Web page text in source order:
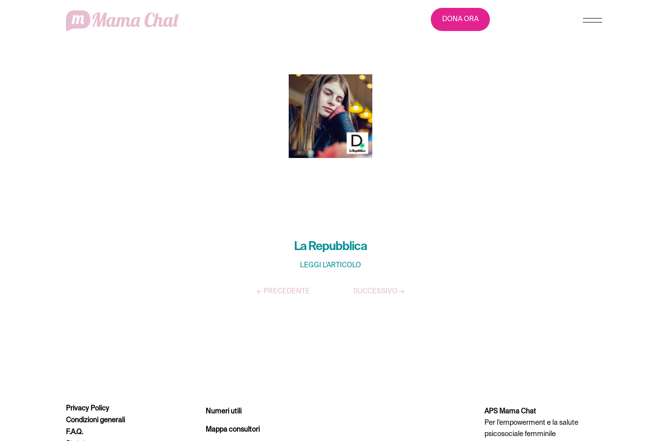
DONA ORA
La Repubblica
LEGGI L’ARTICOLO
← PRECEDENTE SUCCESSIVO →
Privacy Policy
Condizioni generali
F.A.Q.
Numeri utili
Mappa consultori
APS Mama Chat
Per l’empowerment e la salute
psicosociale femminile